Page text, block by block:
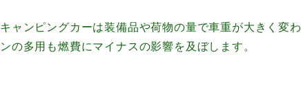
キャンピングカーは装備品や荷物の量で車重が大きく変
ンの多用も燃費にマイナスの影響を及ぼします。